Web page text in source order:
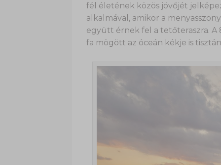
fél életének közös jövőjét
alkalmával, amikor a
együtt érnek fel a tetőteraszra.
fa mögött az óceán kékje is